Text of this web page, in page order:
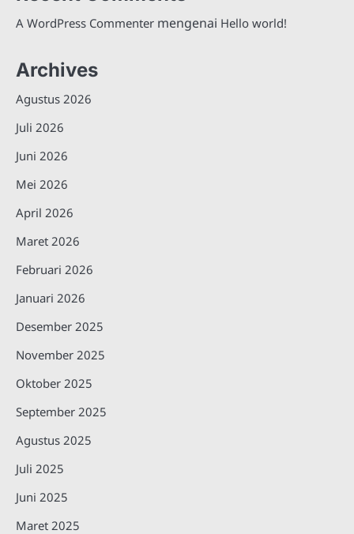
A WordPress Commenter mengenai Hello world!
Archives
Agustus 2026
Juli 2026
Juni 2026
Mei 2026
April 2026
Maret 2026
Februari 2026
Januari 2026
Desember 2025
November 2025
Oktober 2025
September 2025
Agustus 2025
Juli 2025
Juni 2025
Maret 2025